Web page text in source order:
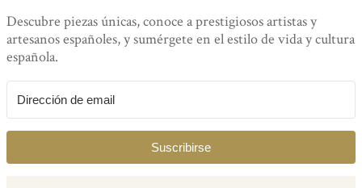
Descubre piezas únicas, conoce a prestigiosos artistas y
artesanos españoles, y sumérgete en el estilo de vida y cultura
española.
Suscribirse